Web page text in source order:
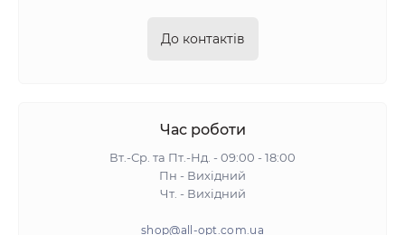
До контактів
Час роботи
Вт.-Ср. та Пт.-Нд. - 09:00 - 18:00
Пн - Вихідний
Чт. - Вихідний
shop@all-opt.com.ua